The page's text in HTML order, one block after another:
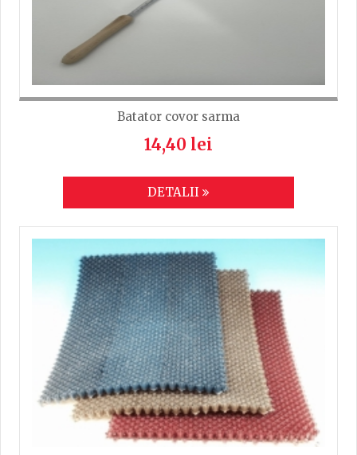
Batator covor sarma
14,40 lei
DETALII